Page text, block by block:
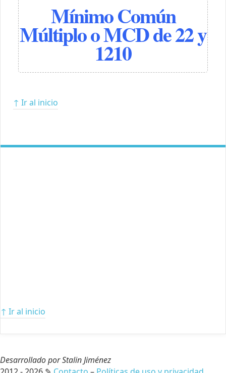
Mínimo Común
Múltiplo o MCD de 22 y
1210
↑ Ir al inicio
↑ Ir al inicio
Desarrollado por Stalin Jiménez